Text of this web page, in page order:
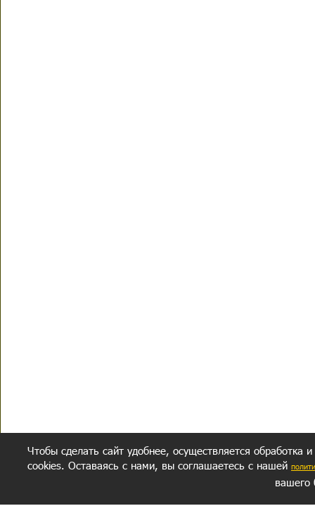
Чтобы сделать сайт удобнее, осуществляется обработка
cookies. Оставаясь с нами, вы соглашаетесь с нашей
вашего